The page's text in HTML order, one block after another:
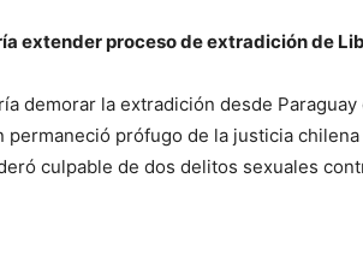
extender proceso de extradición de
demorar la extradición desde
permaneció prófugo de la justicia
culpable de dos delitos sexuales